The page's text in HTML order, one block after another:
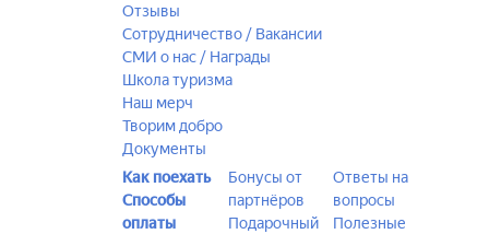
Отзывы
Сотрудничество / Вакансии
СМИ о нас / Награды
Школа туризма
Наш мерч
Творим добро
Документы
Как поехать
Способы
оплаты
Бонусы от
партнёров
Подарочный
Ответы на
вопросы
Полезные